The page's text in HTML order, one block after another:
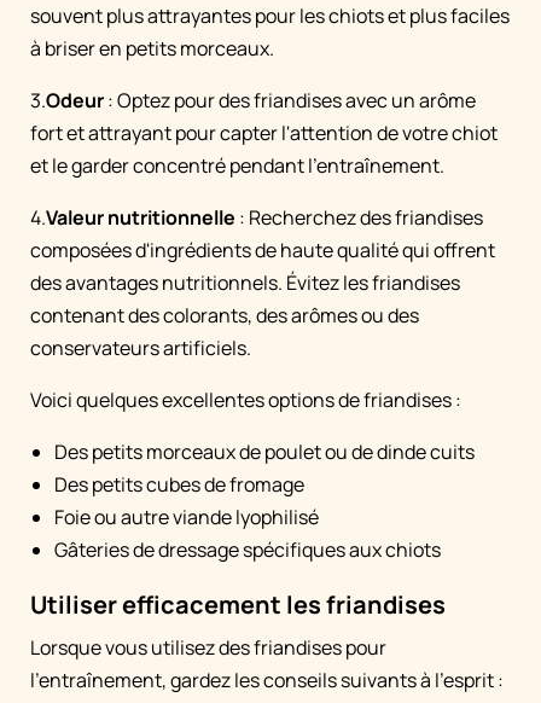
souvent plus attrayantes pour les chiots et plus faciles
à briser en petits morceaux.
3.Odeur: Optez pour des friandises avec un arôme
fort et attrayant pour capter l'attention de votre chiot
et le garder concentré pendant l'entraînement.
4.Valeur nutritionnelle : Recherchez des friandises
composées d'ingrédients de haute qualité qui offrent
des avantages nutritionnels. Évitez les friandises
contenant des colorants, des arômes ou des
conservateurs artificiels.
Voici quelques excellentes options de friandises :
Des petits morceaux de poulet ou de dinde cuits
Des petits cubes de fromage
Foie ou autre viande lyophilisé
Gâteries de dressage spécifiques aux chiots
Utiliser efficacement les friandises
Lorsque vous utilisez des friandises pour
l’entraînement, gardez les conseils suivants à l’esprit :